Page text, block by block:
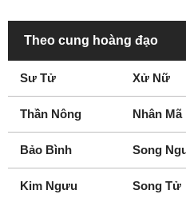
Theo cung hoàng đạo
Sư Tử Xử Nữ
Thần Nông Nhân Mã
Bảo Bình Song
Kim Ngưu Song Tử